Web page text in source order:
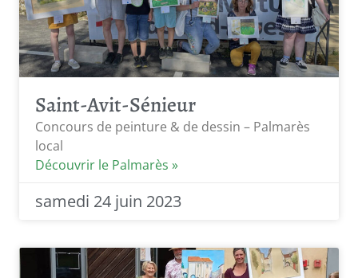
Saint-Avit-Sénieur
Concours de peinture & de dessin – Palmarès
local
Découvrir le Palmarès »
samedi 24 juin 2023